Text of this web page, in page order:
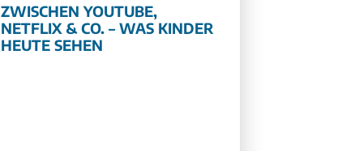
ZWISCHEN YOUTUBE,
NETFLIX & CO. – WAS KINDER
HEUTE SEHEN